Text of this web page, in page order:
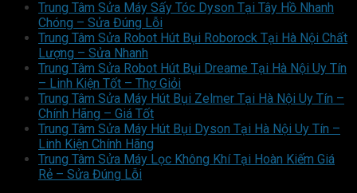
Trung Tâm Sửa Máy Sấy Tóc Dyson Tại Tây Hồ Nhanh
Chóng – Sửa Đúng Lỗi
Trung Tâm Sửa Robot Hút Bụi Roborock Tại Hà Nội Chất
Lượng – Sửa Nhanh
Trung Tâm Sửa Robot Hút Bụi Dreame Tại Hà Nội Uy Tín
– Linh Kiện Tốt – Thợ Giỏi
Trung Tâm Sửa Máy Hút Bụi Zelmer Tại Hà Nội Uy Tín –
Chính Hãng – Giá Tốt
Trung Tâm Sửa Máy Hút Bụi Dyson Tại Hà Nội Uy Tín –
Linh Kiện Chính Hãng
Trung Tâm Sửa Máy Lọc Không Khí Tại Hoàn Kiếm Giá
Rẻ – Sửa Đúng Lỗi